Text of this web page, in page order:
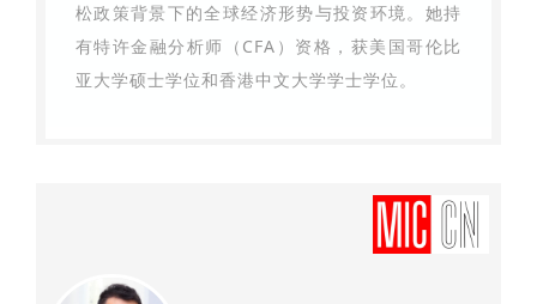
松政策背景下的全球经济形势与投资环境。她持
有特许金融分析师（CFA）资格，获美国哥伦比
亚大学硕士学位和香港中文大学学士学位。